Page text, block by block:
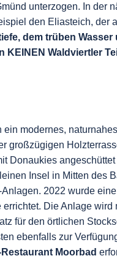
unterzogen. In der
den Eliasteich, der
dem trüben
KEINEN Waldviertler
modernes,
großzügigen
Donaukies
Insel in Mitten des
2022 wurde
Die Anlage wird
für den örtlichen
ebenfalls zur
Moorbad